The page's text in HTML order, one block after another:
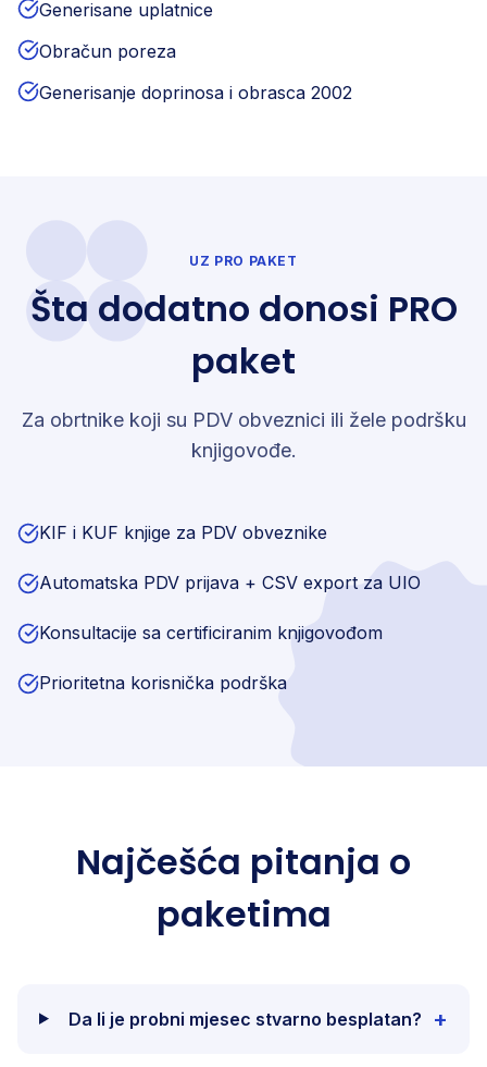
Generisane uplatnice
Obračun poreza
Generisanje doprinosa i obrasca 2002
UZ PRO PAKET
Šta dodatno donosi PRO
paket
Za obrtnike koji su PDV obveznici ili žele podršku
knjigovođe.
KIF i KUF knjige za PDV obveznike
Automatska PDV prijava + CSV export za UIO
Konsultacije sa certificiranim knjigovođom
Prioritetna korisnička podrška
Najčešća pitanja o
paketima
Da li je probni mjesec stvarno besplatan? +